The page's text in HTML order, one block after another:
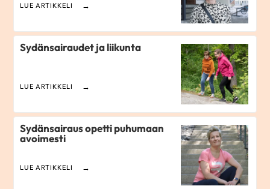
LUE ARTIKKELI
Sydänsairaudet ja liikunta
LUE ARTIKKELI
Sydänsairaus opetti puhumaan
avoimesti
LUE ARTIKKELI